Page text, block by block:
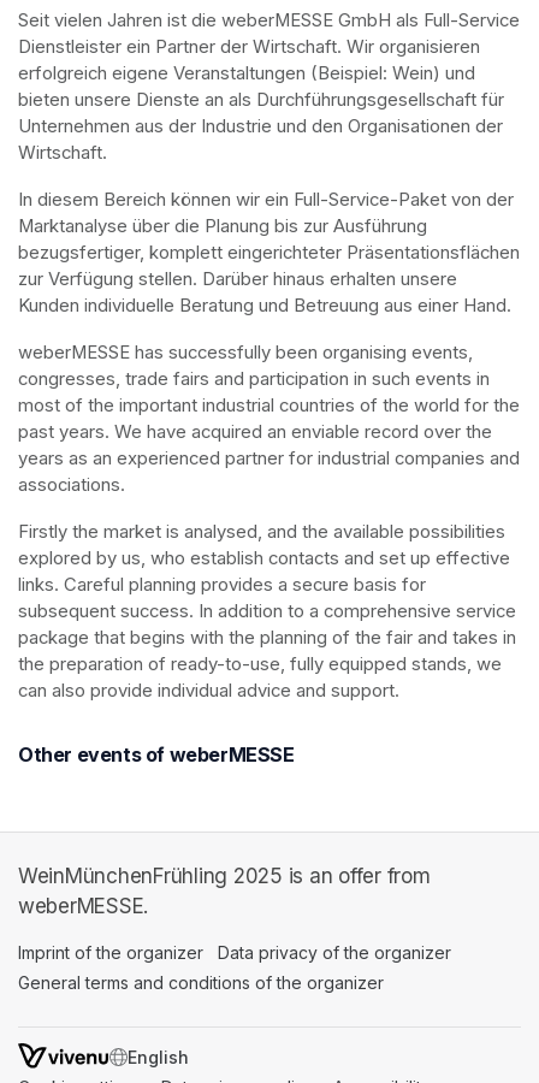
Seit vielen Jahren ist die weberMESSE GmbH als Full-Service
Dienstleister ein Partner der Wirtschaft. Wir organisieren
erfolgreich eigene Veranstaltungen (Beispiel: Wein) und
bieten unsere Dienste an als Durchführungsgesellschaft für
Unternehmen aus der Industrie und den Organisationen der
Wirtschaft.
In diesem Bereich können wir ein Full-Service-Paket von der
Marktanalyse über die Planung bis zur Ausführung
bezugsfertiger, komplett eingerichteter Präsentationsflächen
zur Verfügung stellen. Darüber hinaus erhalten unsere
Kunden individuelle Beratung und Betreuung aus einer Hand.
weberMESSE has successfully been organising events,
congresses, trade fairs and participation in such events in
most of the important industrial countries of the world for the
past years. We have acquired an enviable record over the
years as an experienced partner for industrial companies and
associations.
Firstly the market is analysed, and the available possibilities
explored by us, who establish contacts and set up effective
links. Careful planning provides a secure basis for
subsequent success. In addition to a comprehensive service
package that begins with the planning of the fair and takes in
the preparation of ready-to-use, fully equipped stands, we
can also provide individual advice and support.
Other events of weberMESSE
WeinMünchenFrühling 2025 is an offer from
weberMESSE.
Imprint of the organizer (opens in a new tab)
Data privacy of the organizer
General terms and conditions of the organizer
SWITCH LANGUAGE